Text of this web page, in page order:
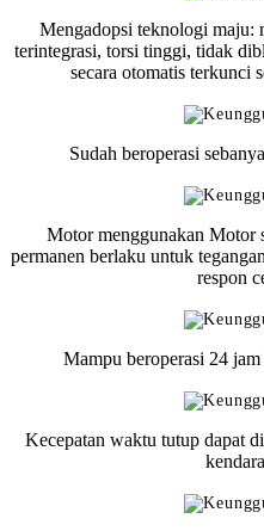
Mengadopsi teknologi maju:
terintegrasi, torsi tinggi, tidak
secara otomatis terkunci
Sudah beroperasi
Motor menggunakan
permanen berlaku untuk
respon
Mampu beroperasi 24
Kecepatan waktu tutup dapat